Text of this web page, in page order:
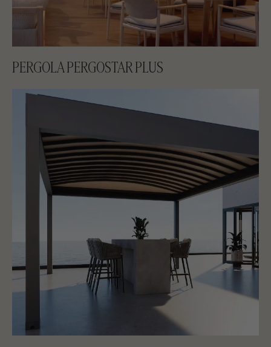
PERGOLA PERGOSTAR PLUS